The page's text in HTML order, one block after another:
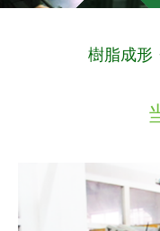
香港三和化成有限公司
龍生電子製品有限公司
樹脂成形